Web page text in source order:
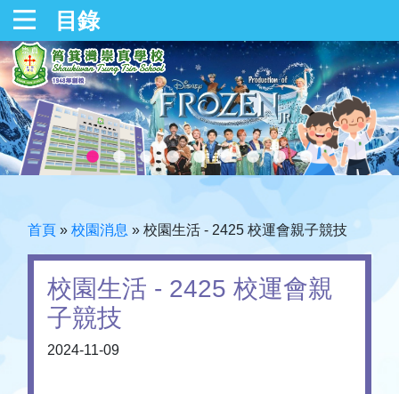
目錄
首頁 » 校園消息 » 校園生活 - 2425 校運會親子競技
校園生活 - 2425 校運會親
子競技
2024-11-09